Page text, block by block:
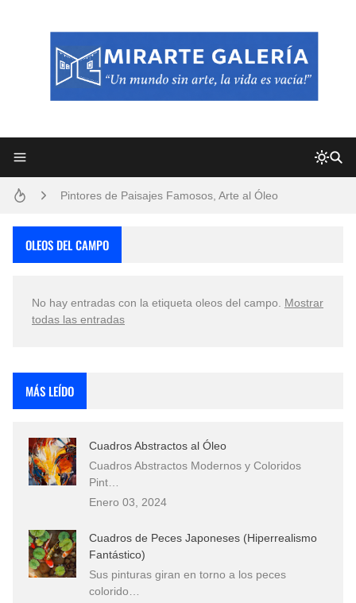
Pintores de Paisajes Famosos, Arte al Óleo
Que significan los cuadros de negras africanas?
El mundo del arte en pintura surrealista
OLEOS DEL CAMPO
No hay entradas con la etiqueta oleos del campo
Mostrar
todas las entradas
MÁS LEÍDO
Cuadros Abstractos al Óleo
Cuadros Abstractos Modernos y Coloridos
Pint…
Enero 03, 2024
Cuadros de Peces Japoneses (Hiperrealismo
Fantástico)
Sus pinturas giran en torno a los peces
colorido…